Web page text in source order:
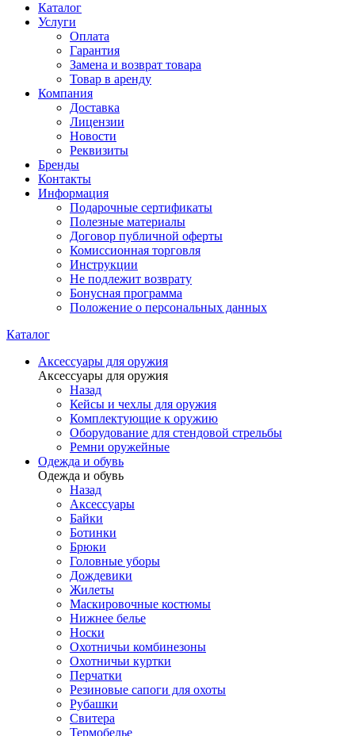
Каталог
Услуги
Оплата
Гарантия
Замена и возврат товара
Товар в аренду
Компания
Доставка
Лицензии
Новости
Реквизиты
Бренды
Контакты
Информация
Подарочные сертификаты
Полезные материалы
Договор публичной оферты
Комиссионная торговля
Инструкции
Не подлежит возврату
Бонусная программа
Положение о персональных данных
Каталог
Аксессуары для оружия
Аксессуары для оружия
Назад
Кейсы и чехлы для оружия
Комплектующие к оружию
Оборудование для стендовой стрельбы
Ремни оружейные
Одежда и обувь
Одежда и обувь
Назад
Аксессуары
Байки
Ботинки
Брюки
Головные уборы
Дождевики
Жилеты
Маскировочные костюмы
Нижнее белье
Носки
Охотничьи комбинезоны
Охотничьи куртки
Перчатки
Резиновые сапоги для охоты
Рубашки
Свитера
Термобелье